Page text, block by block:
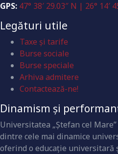
GPS: 47° 38′ 29.03″ N | 26° 14′
Legături utile
Taxe și tarife
Burse sociale
Burse speciale
Arhiva admitere
Contactează-ne!
Dinamism și
Universitatea „Ştefan cel
dintre cele mai dinamice
oferind o educaţie